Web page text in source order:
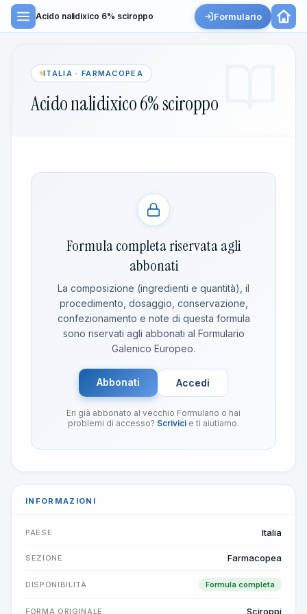
Acido nalidixico 6% sciroppo Formulario
ITALIA · FARMACOPEA
Acido nalidixico 6% sciroppo
Formula completa riservata agli
abbonati
La composizione (ingredienti e quantità), il
procedimento, dosaggio, conservazione,
confezionamento e note di questa formula
sono riservati agli abbonati al Formulario
Galenico Europeo.
Abbonati Accedi
Eri già abbonato al vecchio Formulario o hai
problemi di accesso? Scrivici e ti aiutiamo.
INFORMAZIONI
PAESE Italia
SEZIONE Farmacopea
DISPONIBILITÀ Formula completa
FORMA ORIGINALE Sciroppi